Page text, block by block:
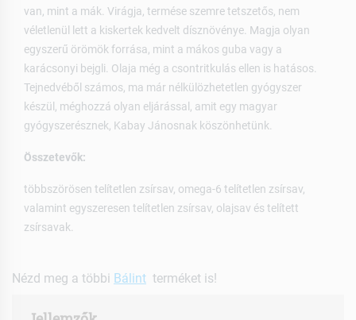
van, mint a mák. Virágja, termése szemre tetszetős, nem
véletlenül lett a kiskertek kedvelt dísznövénye. Magja olyan
egyszerű örömök forrása, mint a mákos guba vagy a
karácsonyi bejgli. Olaja még a csontritkulás ellen is hatásos.
Tejnedvéből számos, ma már nélkülözhetetlen gyógyszer
készül, méghozzá olyan eljárással, amit egy magyar
gyógyszerésznek, Kabay Jánosnak köszönhetünk.
Összetevők:
többszörösen telítetlen zsírsav, omega-6 telítetlen zsírsav,
valamint egyszeresen telítetlen zsírsav, olajsav és telített
zsírsavak.
Nézd meg a többi Bálint terméket is!